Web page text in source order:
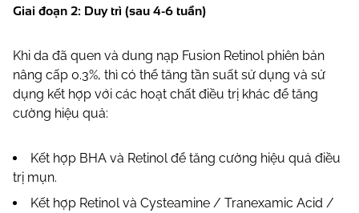
Giai đoạn 2: Duy trì (sau 4-6 tuần)
Khi da đã quen và dung nạp Fusion Retinol phiên bản
nâng cấp 0.3%, thì có thể tăng tần suất sử dụng và sử
dụng kết hợp với các hoạt chất điều trị khác để tăng
cường hiệu quả:
Kết hợp BHA và Retinol để tăng cường hiệu quả điều
trị mụn.
Kết hợp Retinol và Cysteamine / Tranexamic Acid /